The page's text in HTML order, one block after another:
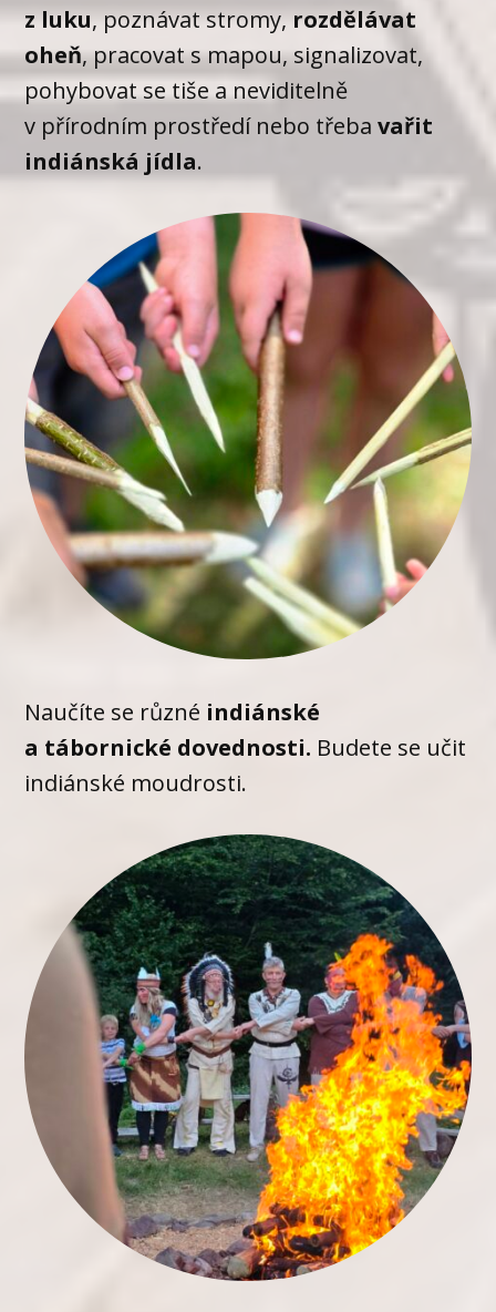
z luku, poznávat stromy,rozdělávat
oheň, pracovat s mapou, signalizovat,
pohybovat se tiše a neviditelně
v přírodním prostředí nebo třebavařit
indiánská jídla.
Naučíte se různé indiánské
a tábornické dovednosti. Budete se učit
indiánské moudrosti.